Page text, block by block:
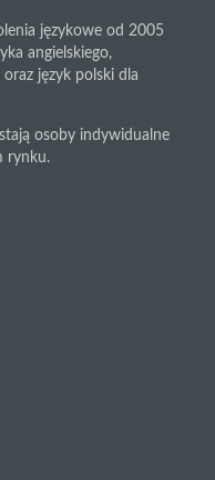
językowe od 2005
angielskiego,
język polski dla
osoby indywidualne
rynku.